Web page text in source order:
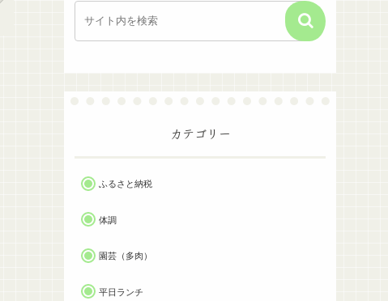
カテゴリー
ふるさと納税
体調
園芸（多肉）
平日ランチ